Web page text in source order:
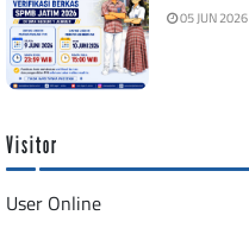
05 JUN 2026
Visitor
User Online